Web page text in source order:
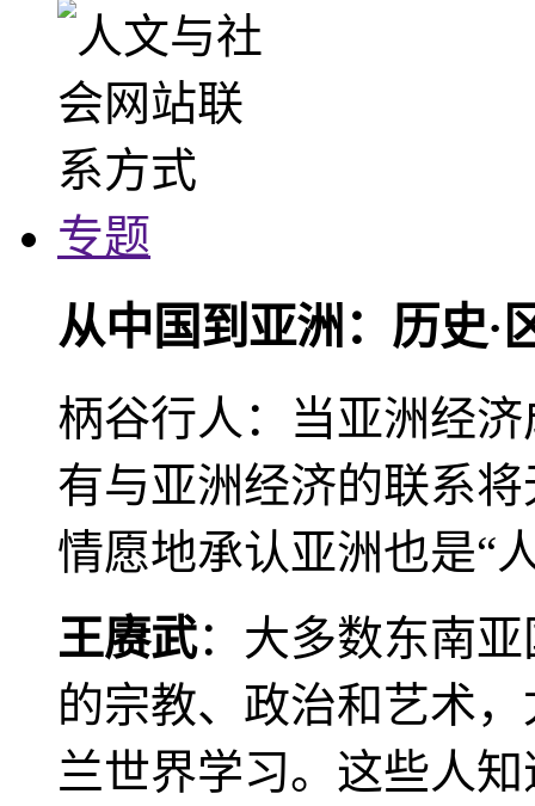
专题
从中国到亚洲：历史·
柄谷行人：当亚洲经
有与亚洲经济的联系
情愿地承认亚洲也是“
王赓武：大多数东南
的宗教、政治和艺术
兰世界学习。这些人